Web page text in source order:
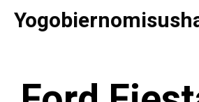
Saltar